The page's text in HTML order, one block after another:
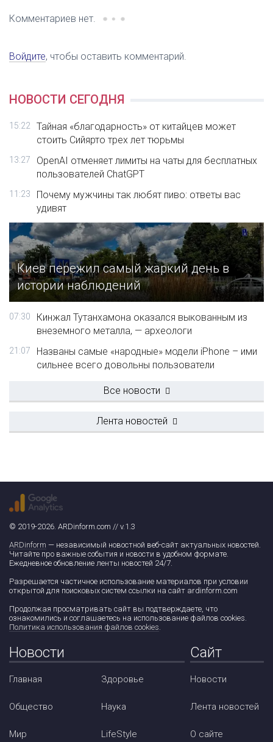
Комментариев нет.
Войдите, чтобы оставить комментарий.
НОВОСТИ СЕГОДНЯ
15:22
Тайная «благодарность» от китайцев может
стоить Сийярто трех лет тюрьмы
13:27
OpenAI отменяет лимиты на чаты для бесплатных
пользователей ChatGPT
11:23
Почему мужчины так любят пиво: ответы вас
удивят
Киев пережил самый жаркий день в
истории наблюдений
07:30
Кинжал Тутанхамона оказался выкованным из
внеземного металла, — археологи
21:07
Названы самые «народные» модели iPhone – ими
сильнее всего довольны пользователи
Все новости
Лента новостей
© 2019-2026. ARDinform.com // v.1.3
ARDinform — независимый новостной веб-сайт актуальных новостей.
Читайте про важные события и новости в удобном формате.
Ежедневное обновление ленты новостей 24/7.
Разрешается частичное использование материалов при условии
открытой для поисковых систем ссылки на сайт ardinform.com
Продолжая просматривать сайт вы подтверждаете, что
ознакомились и соглашаетесь на использование файлов cookies.
Политика использования файлов cookies.
Новости
Главная
Общество
Мир
Здоровье
Наука
LifeStyle
Сайт
Новости
Лента новостей
О сайте